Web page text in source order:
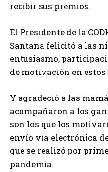
recibir sus premios.
El Presidente de la
Santana felicitó a las
entusiasmo,
de motivación en
Y agradeció a las
acompañaron a los
son los que los
envío vía electrónica
que se realizó por
pandemia.